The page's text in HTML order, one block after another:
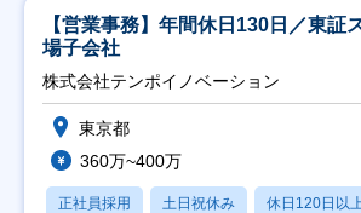
【営業事務】年間休日130日／東証
場子会社
株式会社テンポイノベーション
東京都
360万~400万
正社員採用 土日祝休み 休日120日以